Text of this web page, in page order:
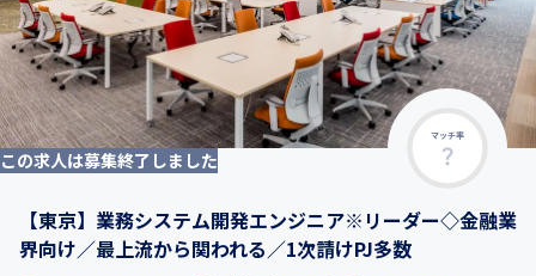
マッチ率
この求人は募集終了しました
【東京】業務システム開発エンジニア※リーダー◇金融業
界向け／最上流から関われる／1次請けPJ多数